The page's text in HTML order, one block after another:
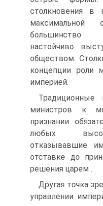
столкновения в
максимальной
большинство
настойчиво
обществом.
концепции роли
империей.
Традиционные
министров к
признании
любых
отказывавшие
отставке до
решения царем .
Другая точка
управлении